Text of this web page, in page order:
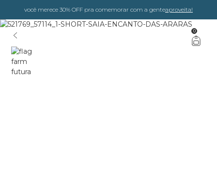
você merece 30% OFF pra comemorar com a genteaproveita!
0